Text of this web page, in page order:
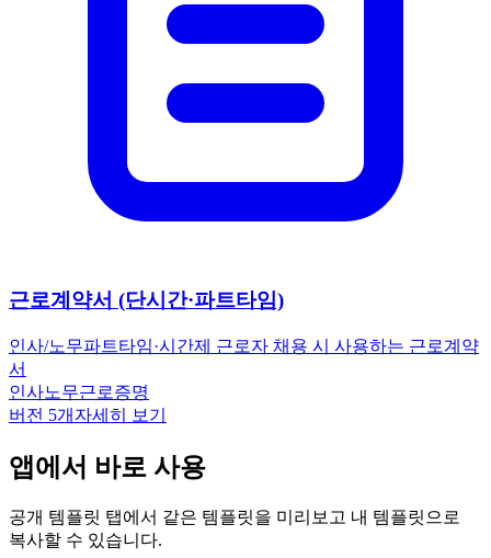
근로계약서 (단시간·파트타임)
인사/노무파트타임·시간제 근로자 채용 시 사용하는 근로계약
서
인사노무근로증명
버전 5개 자세히 보기
앱에서 바로 사용
공개 템플릿 탭에서 같은 템플릿을 미리보고 내 템플릿으로
복사할 수 있습니다.